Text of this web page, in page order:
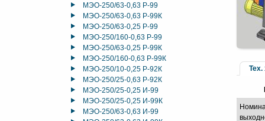
МЭО-250/63-0,63 Р-99
МЭО-250/63-0,63 Р-99К
МЭО-250/63-0,25 Р-99
МЭО-250/160-0,63 Р-99
МЭО-250/63-0,25 Р-99К
МЭО-250/160-0,63 Р-99К
МЭО-250/10-0,25 Р-92К
МЭО-250/25-0,63 Р-92К
МЭО-250/25-0,25 И-99
МЭО-250/25-0,25 И-99К
МЭО-250/63-0,63 И-99
Тех.